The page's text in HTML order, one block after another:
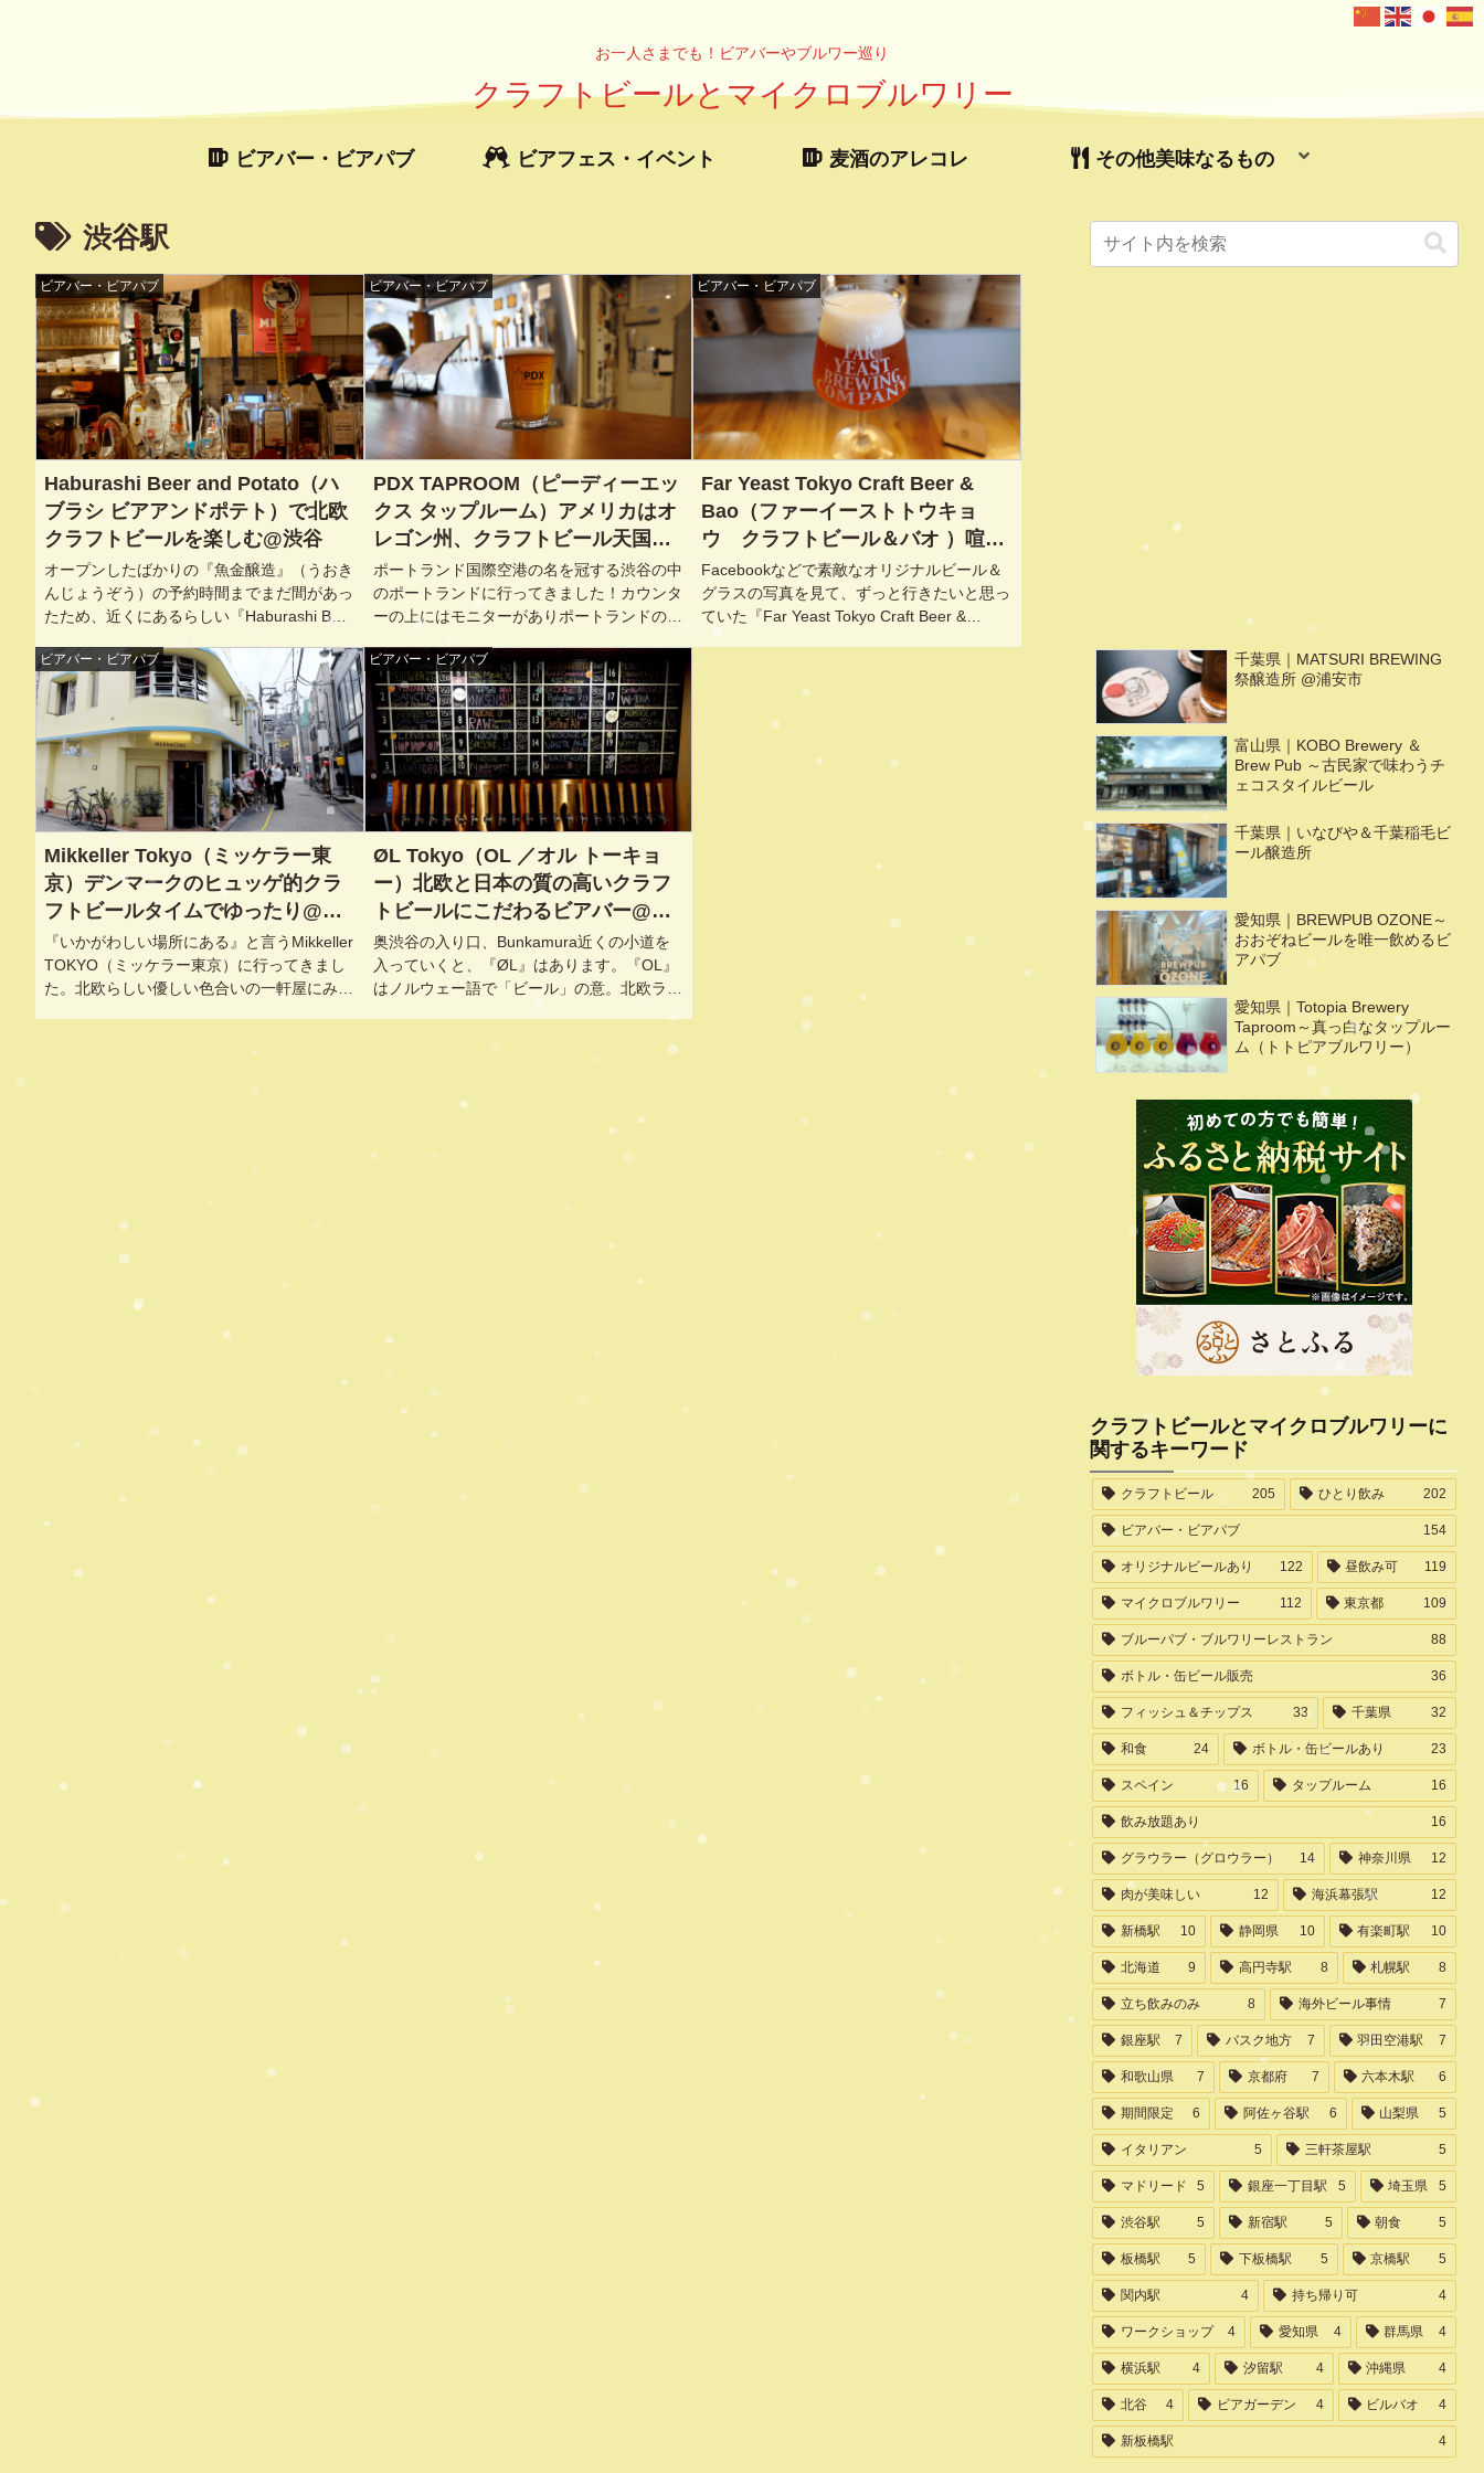
お一人さまでも！ビアバーやブルワー巡り
クラフトビールとマイクロブルワリー
ビアバー・ビアパブ ビアフェス・イベント 麦酒のアレコレ その他美味なるもの
渋谷駅
ビアバー・ビアパブ
Haburashi Beer and Potato（ハ
ブラシ ビアアンドポテト）で北欧
クラフトビールを楽しむ@渋谷
オープンしたばかりの『魚金醸造』（うおき
んじょうぞう）の予約時間までまだ間があっ
たため、近くにあるらしい『Haburashi Beer
ト）へ。 Facebookのノリとかが大変良くて
（笑）、以前からちょっと気になっていたん
ですよね
ビアバー・ビアパブ
PDX TAPROOM（ピーディーエッ
クス タップルーム）アメリカはオ
レゴン州、クラフトビール天国ポ
ートランドを渋谷で楽しむ@東京,
渋谷, 明治神宮前
ポートランド国際空港の名を冠する渋谷の中
のポートランドに行ってきました！カウンタ
ーの上にはモニターがありポートランドの風
ってしまいましたよ（笑）
ビアバー・ビアパブ
Far Yeast Tokyo Craft Beer &
Bao（ファーイーストトウキョ
ウ クラフトビール＆バオ ）喧騒
からちょっと離れた東京ど真ん中
のクラフトビール・タイム@東京,
渋谷
Facebookなどで素敵なオリジナルビール＆
グラスの写真を見て、ずっと行きたいと思っ
ていた『Far Yeast Tokyo Craft Beer &
とは思えない静かな昼のみタイムに、うっと
ビアバー・ビアパブ
Mikkeller Tokyo（ミッケラー東
京）デンマークのヒュッゲ的クラ
フトビールタイムでゆったり@東
京, 渋谷
『いかがわしい場所にある』と言うMikkeller
TOKYO（ミッケラー東京）に行ってきまし
た。北欧らしい優しい色合いの一軒屋にみと
ビアバー・ビアパブ
ØL Tokyo（OL ／オル トーキョ
ー）北欧と日本の質の高いクラフ
トビールにこだわるビアバー@東
京, 渋谷, 神泉
奥渋谷の入り口、Bunkamura近くの小道を
入っていくと、『ØL』はあります。『OL』
はノルウェー語で「ビール」の意。北欧ライ
千葉県｜MATSURI BREWING
祭醸造所 @浦安市
富山県｜KOBO Brewery ＆
Brew Pub ～古民家で味わうチ
ェコスタイルビール
千葉県｜いなびや＆千葉稲毛ビ
ール醸造所
愛知県｜BREWPUB OZONE～
おおぞねビールを唯一飲めるビ
アパブ
愛知県｜Totopia Brewery
Taproom～真っ白なタップルー
ム（トトピアブルワリー）
クラフトビールとマイクロブルワリーに
関するキーワード
クラフトビール 205 ひとり飲み 202
ビアバー・ビアパブ 154
オリジナルビールあり 122 昼飲み可 119
マイクロブルワリー 112 東京都 109
ブルーパブ・ブルワリーレストラン 88
ボトル・缶ビール販売 36
フィッシュ＆チップス 33 千葉県 32
和食 24 ボトル・缶ビールあり 23
スペイン 16 タップルーム 16
飲み放題あり 16
グラウラー（グロウラー） 14 神奈川県 12
肉が美味しい 12 海浜幕張駅 12
新橋駅 10 静岡県 10 有楽町駅 10
北海道 9 高円寺駅 8 札幌駅 8
立ち飲みのみ 8 海外ビール事情 7
銀座駅 7 バスク地方 7 羽田空港駅 7
和歌山県 7 京都府 7 六本木駅 6
期間限定 6 阿佐ヶ谷駅 6 山梨県 5
イタリアン 5 三軒茶屋駅 5
マドリード 5 銀座一丁目駅 5 埼玉県 5
渋谷駅 5 新宿駅 5 朝食 5
板橋駅 5 下板橋駅 5 京橋駅 5
関内駅 4 持ち帰り可 4
ワークショップ 4 愛知県 4 群馬県 4
横浜駅 4 汐留駅 4 沖縄県 4
北谷 4 ビアガーデン 4 ビルバオ 4
新板橋駅 4